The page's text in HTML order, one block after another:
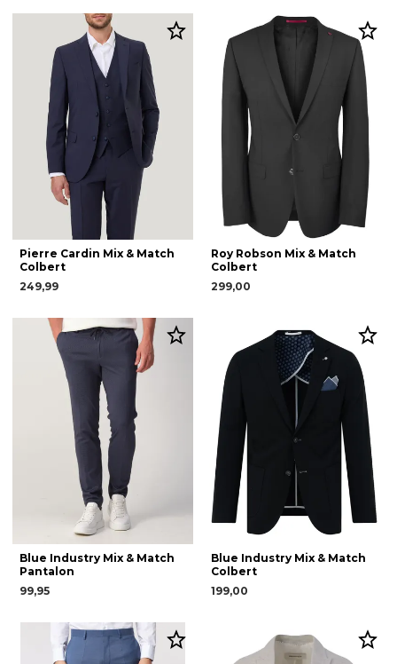
Pierre Cardin Mix & Match
Colbert
249,99
Roy Robson Mix & Match
Colbert
299,00
Blue Industry Mix & Match
Pantalon
99,95
Blue Industry Mix & Match
Colbert
199,00